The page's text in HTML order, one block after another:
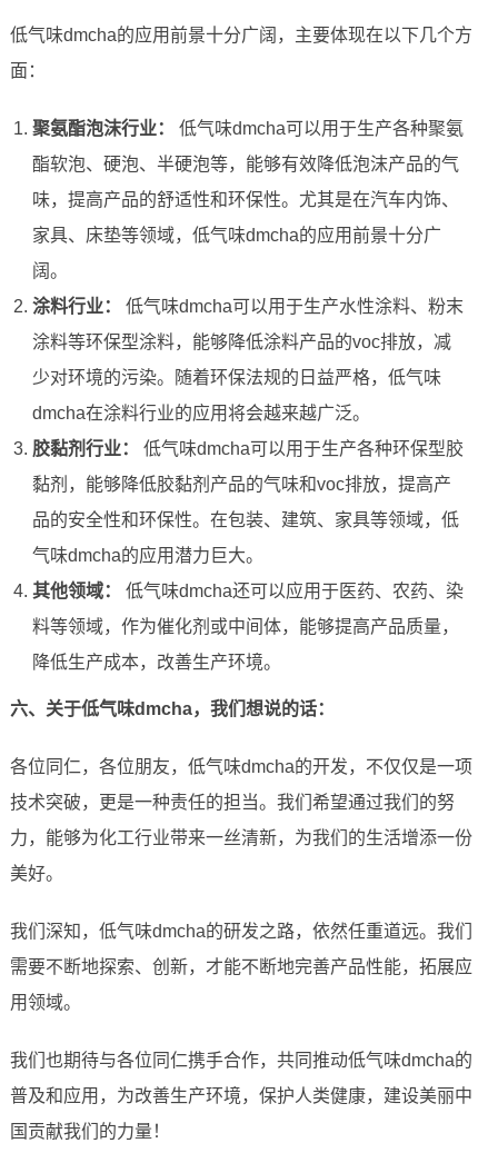
低气味dmcha的应用前景十分广阔，主要体现在以下几个方
面：
聚氨酯泡沫行业：
低气味dmcha可以用于生产各种聚氨
酯软泡、硬泡、半硬泡等，能够有效降低泡沫产品的气
味，提高产品的舒适性和环保性。尤其是在汽车内饰、
家具、床垫等领域，低气味dmcha的应用前景十分广
阔。
涂料行业：
低气味dmcha可以用于生产水性涂料、粉末
涂料等环保型涂料，能够降低涂料产品的voc排放，减
少对环境的污染。随着环保法规的日益严格，低气味
dmcha在涂料行业的应用将会越来越广泛。
胶黏剂行业：
低气味dmcha可以用于生产各种环保型胶
黏剂，能够降低胶黏剂产品的气味和voc排放，提高产
品的安全性和环保性。在包装、建筑、家具等领域，低
气味dmcha的应用潜力巨大。
其他领域：
低气味dmcha还可以应用于医药、农药、染
料等领域，作为催化剂或中间体，能够提高产品质量，
降低生产成本，改善生产环境。
六、关于低气味dmcha，我们想说的话：
各位同仁，各位朋友，低气味dmcha的开发，不仅仅是一项
技术突破，更是一种责任的担当。我们希望通过我们的努
力，能够为化工行业带来一丝清新，为我们的生活增添一份
美好。
我们深知，低气味dmcha的研发之路，依然任重道远。我们
需要不断地探索、创新，才能不断地完善产品性能，拓展应
用领域。
我们也期待与各位同仁携手合作，共同推动低气味dmcha的
普及和应用，为改善生产环境，保护人类健康，建设美丽中
国贡献我们的力量！